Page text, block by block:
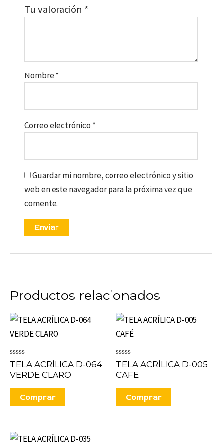
Tu valoración *
Nombre*
Correo electrónico *
Guardar mi nombre, correo electrónico y sitio
web en este navegador para la próxima vez que
comente.
Productos relacionados
Valorado
en
0
5
TELA ACRÍLICA D-064
VERDE CLARO
Comprar
Valorado
en
0
5
TELA ACRÍLICA D-005
CAFÉ
Comprar